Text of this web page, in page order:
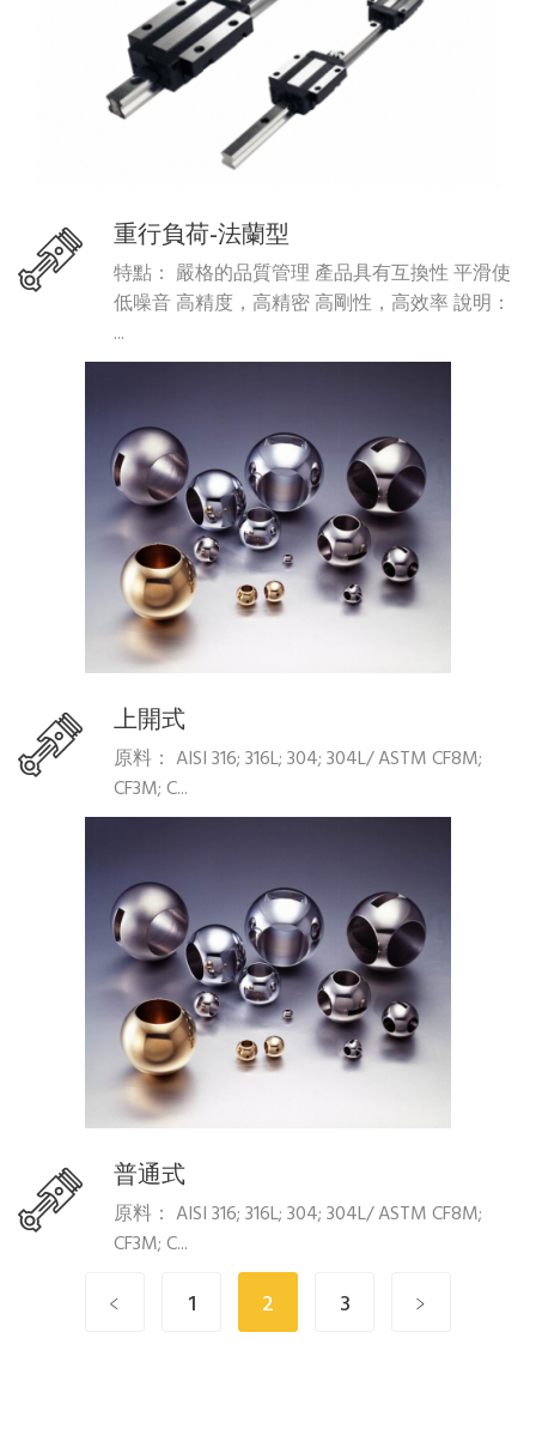
重行負荷-法蘭型
特點： 嚴格的品質管理 產品具有互換性 平滑使
低噪音 高精度，高精密 高剛性，高效率 說明：
...
上開式
原料： AISI 316; 316L; 304; 304L/ ASTM CF8M;
CF3M; C...
普通式
原料： AISI 316; 316L; 304; 304L/ ASTM CF8M;
CF3M; C...
﹤ 1 2 3 ﹥